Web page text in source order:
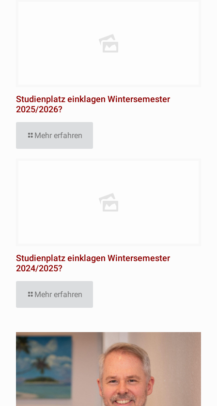
Studienplatz einklagen Wintersemester
2025/2026?
Mehr erfahren
Studienplatz einklagen Wintersemester
2024/2025?
Mehr erfahren